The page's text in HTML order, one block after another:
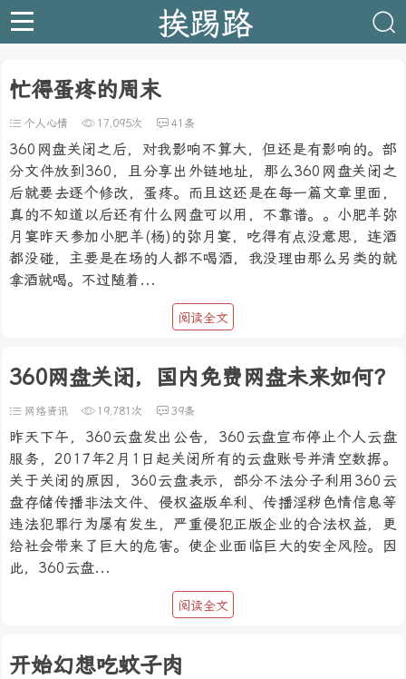
挨踢路
忙得蛋疼的周末
个人心情 17,095次 41条
360网盘关闭之后，对我影响不算大，但还是有影响的。部
分文件放到360，且分享出外链地址，那么360网盘关闭之
后就要去逐个修改，蛋疼。而且这还是在每一篇文章里面，
真的不知道以后还有什么网盘可以用，不靠谱。。小肥羊弥
月宴昨天参加小肥羊(杨)的弥月宴，吃得有点没意思，连酒
都没碰，主要是在场的人都不喝酒，我没理由那么另类的就
拿酒就喝。不过随着...
阅读全文
360网盘关闭，国内免费网盘未来如何？
网络资讯 19,781次 39条
昨天下午，360云盘发出公告，360云盘宣布停止个人云盘
服务，2017年2月1日起关闭所有的云盘账号并清空数据。
关于关闭的原因，360云盘表示，部分不法分子利用360云
盘存储传播非法文件、侵权盗版牟利、传播淫秽色情信息等
违法犯罪行为屡有发生，严重侵犯正版企业的合法权益，更
给社会带来了巨大的危害。使企业面临巨大的安全风险。因
此，360云盘...
阅读全文
开始幻想吃蚊子肉